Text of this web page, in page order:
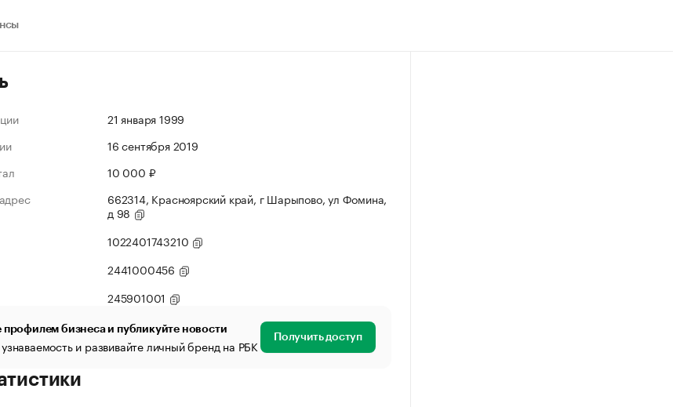
21 января 1999
16 сентября 2019
10 000 ₽
662314, Красноярский край, г Шарыпово, ул Фомина,
д 98
1022401743210
2441000456
245901001
профилем бизнеса и публикуйте новости
и развивайте личный бренд на РБК Получить доступ